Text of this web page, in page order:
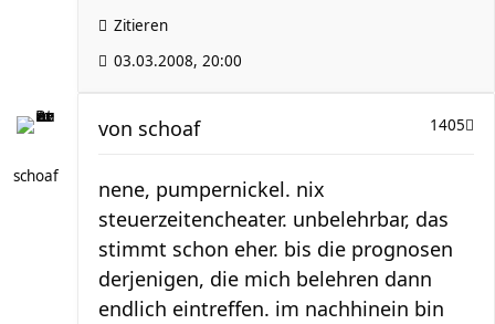
Zitieren
03.03.2008, 20:00
schoaf
1405
von schoaf
nene, pumpernickel. nix
steuerzeitencheater. unbelehrbar, das
stimmt schon eher. bis die prognosen
derjenigen, die mich belehren dann
endlich eintreffen. im nachhinein bin